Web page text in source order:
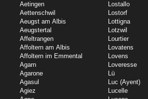
Aetingen
Aettenschwil
Aeugst am Albis
Aeugstertal
Affeltrangen
Affoltern am Albis
Affoltern im Emmental
Agarn
Agarone
Agasul
Agiez
Lostallo
Lostorf
Lottigna
Lotzwil
Lourtier
Lovatens
Lovens
Loveresse
Lü
Luc (Ayent)
Lucelle